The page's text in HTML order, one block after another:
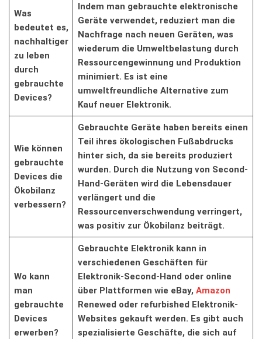
Was
bedeutet‌ es,
nachhaltiger⁣
zu leben
durch
⁤gebrauchte
Devices?
Indem⁣ man gebrauchte elektronische
Geräte verwendet, reduziert man die
Nachfrage nach⁤ neuen Geräten, was
wiederum die Umweltbelastung durch
Ressourcengewinnung und ‍Produktion
minimiert. Es ist eine
umweltfreundliche​ Alternative zum
Kauf neuer Elektronik.
Wie können
gebrauchte
Devices die
Ökobilanz
verbessern?
Gebrauchte Geräte haben bereits⁢ einen
Teil ihres ökologischen Fußabdrucks
hinter sich, da sie bereits produziert
wurden. Durch die Nutzung von Second-
Hand-Geräten wird die Lebensdauer
verlängert und die
Ressourcenverschwendung verringert,
was positiv zur Ökobilanz ⁢beiträgt.
Wo kann
man
gebrauchte
Devices
erwerben?
Gebrauchte ⁢Elektronik kann in
verschiedenen Geschäften für
Elektronik-Second-Hand oder ⁣online
über Plattformen wie eBay, Amazon
Renewed oder refurbished⁣ Elektronik-
Websites gekauft werden. Es gibt auch
spezialisierte Geschäfte, ‌die sich⁤ auf